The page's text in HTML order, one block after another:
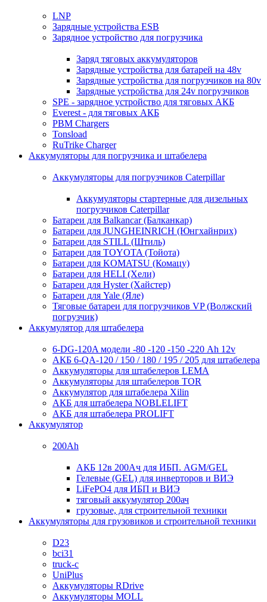
LNP
Зарядные устройства ESB
Зарядное устройство для погрузчика
Заряд тяговых аккумуляторов
Зарядные устройства для батарей на 48v
Зарядные устройства для погрузчиков на 80v
Зарядные устройства для 24v погрузчиков
SPE - зарядное устройство для тяговых АКБ
Everest - для тяговых АКБ
PBM Chargers
Tonsload
RuTrike Charger
Аккумуляторы для погрузчика и штабелера
Аккумуляторы для погрузчиков Caterpillar
Аккумуляторы стартерные для дизельных
погрузчиков Caterpillar
Батареи для Balkancar (Балканкар)
Батареи для JUNGHEINRICH (Юнгхайнрих)
Батареи для STILL (Штиль)
Батареи для TOYOTA (Тойота)
Батареи для KOMATSU (Комацу)
Батареи для HELI (Хели)
Батареи для Hyster (Хайстер)
Батареи для Yale (Яле)
Тяговые батареи для погрузчиков VP (Волжский
погрузчик)
Аккумулятор для штабелера
6-DG-120A модели -80 -120 -150 -220 Ah 12v
АКБ 6-QA-120 / 150 / 180 / 195 / 205 для штабелера
Аккумуляторы для штабелеров LEMA
Аккумуляторы для штабелеров TOR
Аккумулятор для штабелера Xilin
АКБ для штабелера NOBLELIFT
АКБ для штабелера PROLIFT
Аккумулятор
200Ah
АКБ 12в 200Ач для ИБП. AGM/GEL
Гелевые (GEL) для инверторов и ВИЭ
LiFePO4 для ИБП и ВИЭ
тяговый аккумулятор 200ач
грузовые, для строительной техники
Аккумуляторы для грузовиков и строительной техники
D23
bci31
truck-c
UniPlus
Аккумуляторы RDrive
Аккумуляторы MOLL